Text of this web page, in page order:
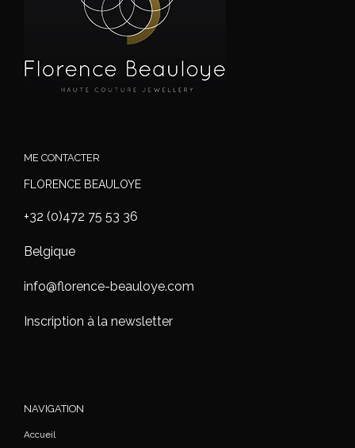
ME CONTACTER
FLORENCE BEAULOYE
+32 (0)472 75 53 36
Belgique
info@florence-beauloye.com
Inscription à la newsletter
NAVIGATION
Accueil